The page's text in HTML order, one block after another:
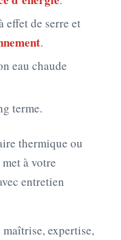
effet de serre et
.
eau chaude
terme.
thermique ou
à votre
entretien
expertise,